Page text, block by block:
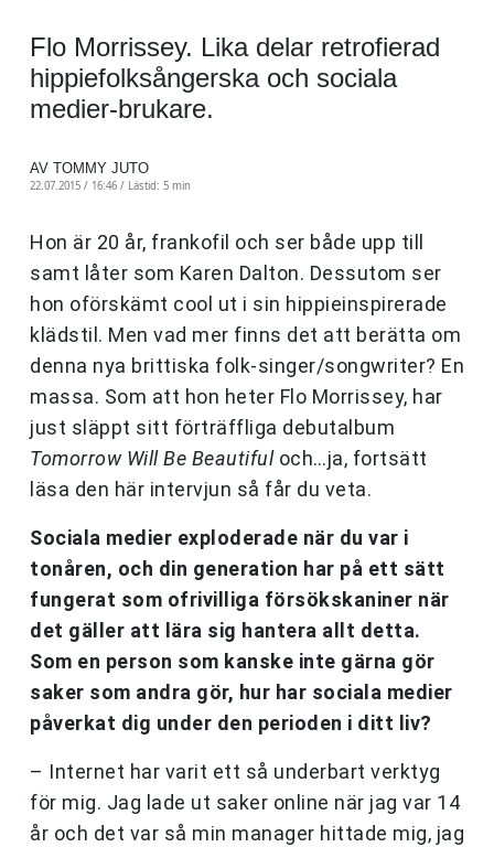
Flo Morrissey. Lika delar retrofierad
hippiefolksångerska och sociala
medier-brukare.
AV TOMMY JUTO
22.07.2015 / 16:46 / Lästid: 5 min
Hon är 20 år, frankofil och ser både upp till
samt låter som Karen Dalton. Dessutom ser
hon oförskämt cool ut i sin hippieinspirerade
klädstil. Men vad mer finns det att berätta om
denna nya brittiska folk-singer/songwriter? En
massa. Som att hon heter Flo Morrissey, har
just släppt sitt förträffliga debutalbum
Tomorrow Will Be Beautiful och…ja, fortsätt
läsa den här intervjun så får du veta.
Sociala medier exploderade när du var i
tonåren, och din generation har på ett sätt
fungerat som ofrivilliga försökskaniner när
det gäller att lära sig hantera allt detta.
Som en person som kanske inte gärna gör
saker som andra gör, hur har sociala medier
påverkat dig under den perioden i ditt liv?
– Internet har varit ett så underbart verktyg
för mig. Jag lade ut saker online när jag var 14
år och det var så min manager hittade mig, jag